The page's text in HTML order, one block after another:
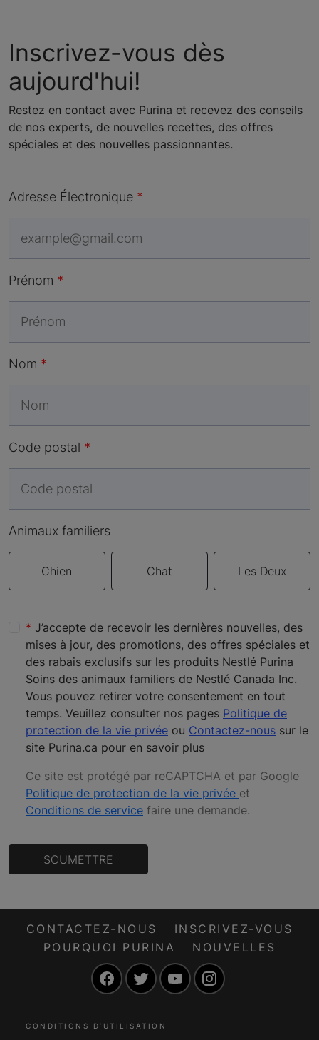
Inscrivez-vous dès
aujourd'hui!
Restez en contact avec Purina et recevez des conseils
de nos experts, de nouvelles recettes, des offres
spéciales et des nouvelles passionnantes.
Adresse Électronique
Prénom
Nom
Code postal
Animaux familiers
Chien Chat Les Deux
J’accepte de recevoir les dernières nouvelles, des
mises à jour, des promotions, des offres spéciales et
des rabais exclusifs sur les produits Nestlé Purina
Soins des animaux familiers de Nestlé Canada Inc.
Vous pouvez retirer votre consentement en tout
temps. Veuillez consulter nos pages Politique de
protection de la vie privée ou Contactez-nous sur le
site Purina.ca pour en savoir plus
Ce site est protégé par reCAPTCHA et par Google
Politique de protection de la vie privée et
Conditions de service faire une demande.
SOUMETTRE
CONTACTEZ-NOUS
INSCRIVEZ-VOUS
POURQUOI PURINA
NOUVELLES
FacebookTwitter YouTube
CONDITIONS D’UTILISATION